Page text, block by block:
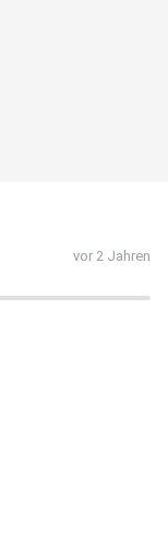
vor 2 Jahren